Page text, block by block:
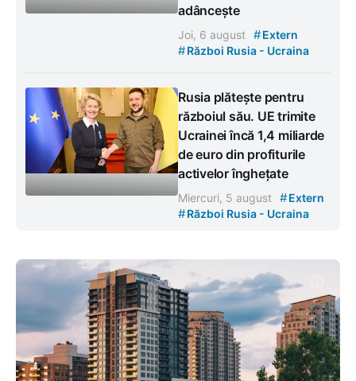
adâncește
Joi, 6 august #Extern
#Război Rusia - Ucraina
Rusia plătește pentru
războiul său. UE trimite
Ucrainei încă 1,4 miliarde
de euro din profiturile
activelor înghețate
Miercuri, 5 august #Extern
#Război Rusia - Ucraina